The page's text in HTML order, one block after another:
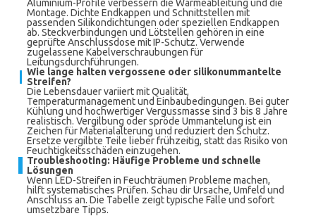
Aluminium-Profile verbessern die Wärmeableitung und die
Montage. Dichte Endkappen und Schnittstellen mit
passenden Silikondichtungen oder speziellen Endkappen
ab. Steckverbindungen und Lötstellen gehören in eine
geprüfte Anschlussdose mit IP-Schutz. Verwende
zugelassene Kabelverschraubungen für
Leitungsdurchführungen.
Wie lange halten vergossene oder silikonummantelte
Streifen?
Die Lebensdauer variiert mit Qualität,
Temperaturmanagement und Einbaubedingungen. Bei guter
Kühlung und hochwertiger Vergussmasse sind 3 bis 8 Jahre
realistisch. Vergilbung oder spröde Ummantelung ist ein
Zeichen für Materialalterung und reduziert den Schutz.
Ersetze vergilbte Teile lieber frühzeitig, statt das Risiko von
Feuchtigkeitsschäden einzugehen.
Troubleshooting: Häufige Probleme und schnelle
Lösungen
Wenn LED-Streifen in Feuchträumen Probleme machen,
hilft systematisches Prüfen. Schau dir Ursache, Umfeld und
Anschluss an. Die Tabelle zeigt typische Fälle und sofort
umsetzbare Tipps.